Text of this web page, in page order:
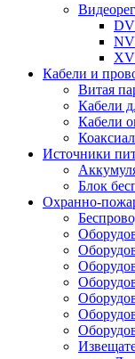
Кабели и
Витая
Кабели
Кабели
Источники
Блок
Охранно-